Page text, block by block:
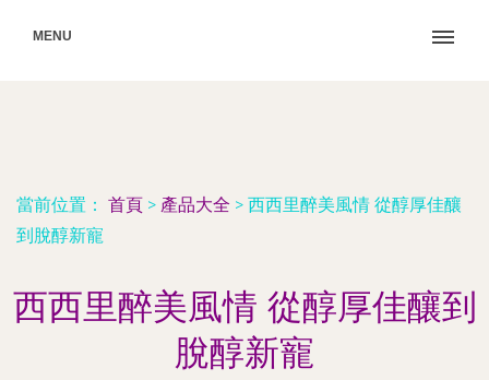
MENU
當前位置： 首頁 > 產品大全 > 西西里醉美風情 從醇厚佳釀
到脫醇新寵
西西里醉美風情 從醇厚佳釀到
脫醇新寵